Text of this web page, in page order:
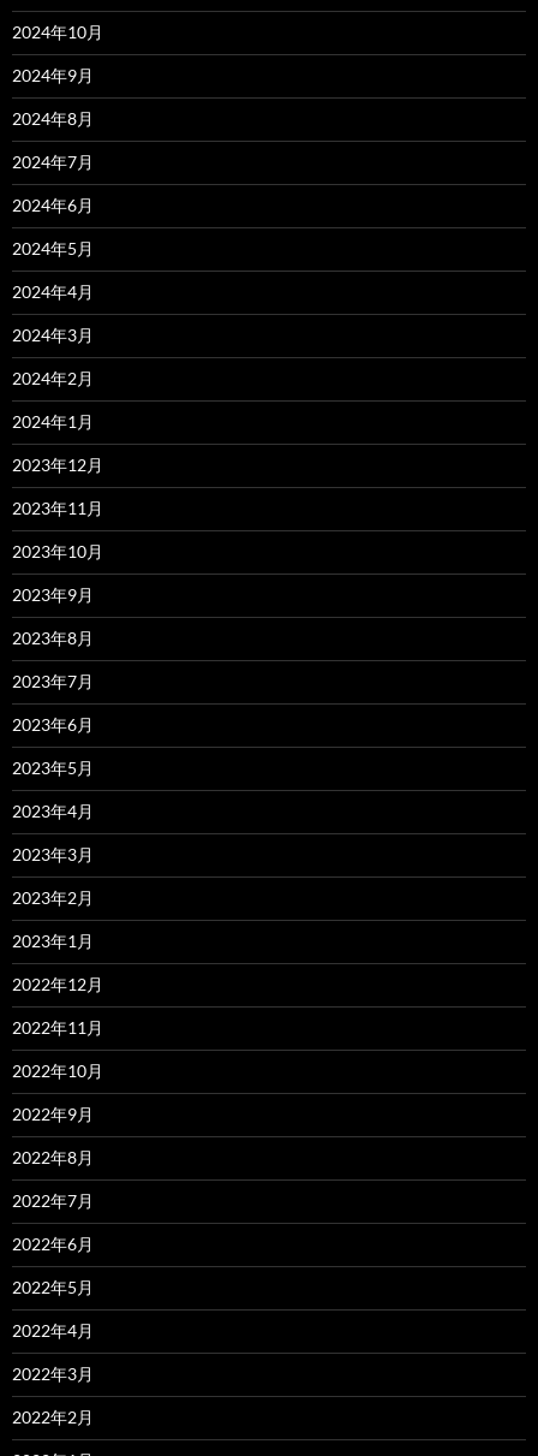
2024年10月
2024年9月
2024年8月
2024年7月
2024年6月
2024年5月
2024年4月
2024年3月
2024年2月
2024年1月
2023年12月
2023年11月
2023年10月
2023年9月
2023年8月
2023年7月
2023年6月
2023年5月
2023年4月
2023年3月
2023年2月
2023年1月
2022年12月
2022年11月
2022年10月
2022年9月
2022年8月
2022年7月
2022年6月
2022年5月
2022年4月
2022年3月
2022年2月